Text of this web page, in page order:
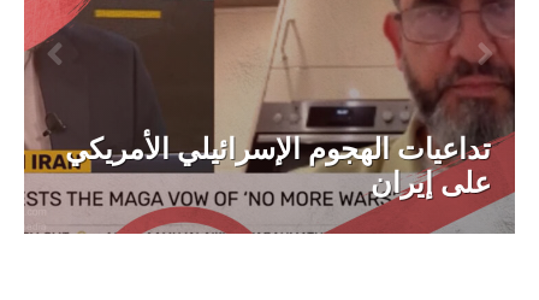
تداعيات الهجوم الإسرائيلي الأمريكي
على إيران